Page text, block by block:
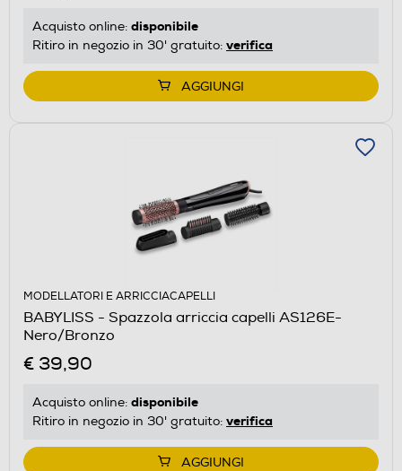
Acquisto online: disponibile
Ritiro in negozio in 30' gratuito: verifica
AGGIUNGI
MODELLATORI E ARRICCIACAPELLI
BABYLISS - Spazzola arriccia capelli AS126E-
Nero/Bronzo
€ 39,90
Acquisto online: disponibile
Ritiro in negozio in 30' gratuito: verifica
AGGIUNGI